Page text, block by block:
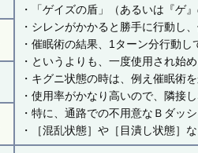
・「ゲイズの盾」（あるいは『ゲ
・シレンがかかると勝手に行動し
・催眠術の結果、1ターン分行動
・というよりも、一度使用され始
・キグニ状態の時は、例え催眠術
・使用率がかなり高いので、隣接
・特に、通路での不用意なＢダッ
・［混乱状態］や［目潰し状態］